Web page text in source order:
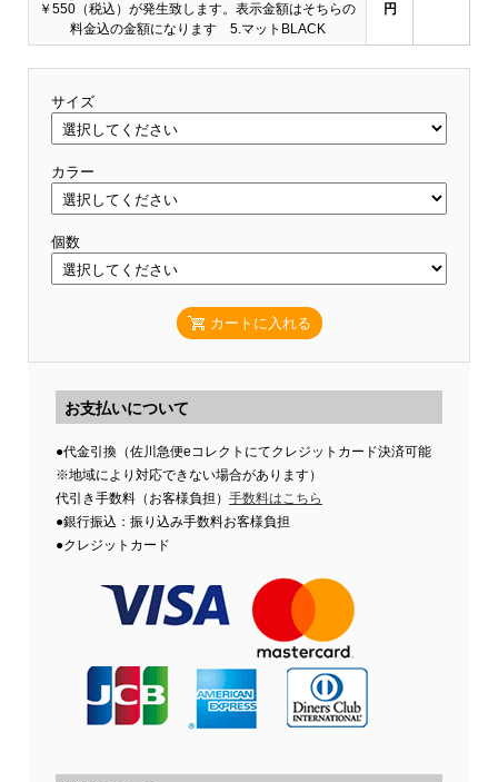
￥550（税込）が発生致します。表示金額はそちらの
料金込の金額になります 5.マットBLACK
円
サイズ
カラー
個数
カートに入れる
お支払いについて
●代金引換（佐川急便eコレクトにてクレジットカード決済可能
※地域により対応できない場合があります）
代引き手数料（お客様負担） 手数料はこちら
●銀行振込：振り込み手数料お客様負担
●クレジットカード